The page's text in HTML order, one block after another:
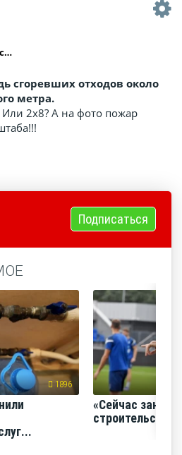
Независимый гость
сгоревших отходов около
метра.
Или 2х8? А на фото пожар
Подписаться
1896
«Сейчас